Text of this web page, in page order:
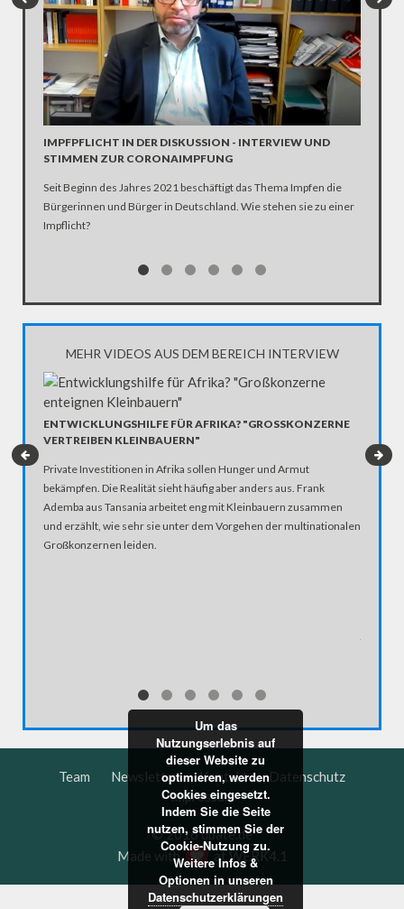
IMPFPFLICHT IN DER DISKUSSION - INTERVIEW UND
STIMMEN ZUR CORONAIMPFUNG
Seit Beginn des Jahres 2021 beschäftigt das Thema Impfen die
Bürgerinnen und Bürger in Deutschland. Wie stehen sie zu einer
Impflicht?
MEHR VIDEOS AUS DEM BEREICH INTERVIEW
ENTWICKLUNGSHILFE FÜR AFRIKA? "GROSSKONZERNE V
ERTREIBEN KLEINBAUERN"
Private Investitionen in Afrika sollen Hunger und Armut
bekämpfen. Die Realität sieht häufig aber anders aus. Frank
Ademba aus Tansania arbeitet eng mit Kleinbauern zusammen
und erzählt, wie sehr sie unter dem Vorgehen der multinationalen
Großkonzernen leiden.
Team Newsletter Kontakt
Datenschutz
Impressum
© 2016 dbate.de
Made with
at WERK4.1
Um das
Nutzungserlebnis auf
dieser Website zu
optimieren, werden
Cookies eingesetzt.
Indem Sie die Seite
nutzen, stimmen Sie der
Cookie-Nutzung zu.
Weitere Infos &
Optionen in unseren
Datenschutzerklärungen